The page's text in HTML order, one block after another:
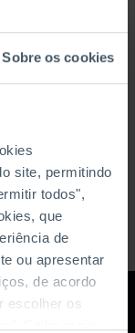
Sobre os cookies
site, permitindo
todos",
que
de
ou apresentar
de acordo
escolher os